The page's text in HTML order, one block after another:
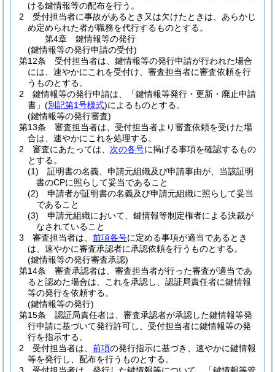
ける鍵情報等の配布を行う。
2
受付担当者に事故があるとき又は欠けたときは、あらかじ
め定められた者が職務を代行するものとする。
第4章
鍵情報等の発行
(鍵情報等の発行申請の受付)
第12条
受付担当者は、鍵情報等の発行申請が行われた場合
には、速やかにこれを受付け、審査担当者に審査依頼を行
うものとする。
2
鍵情報等の発行申請は、「鍵情報等発行・更新・廃止申請
書」 (別記第1号様式)によるものとする。
(鍵情報等の発行審査)
第13条
審査担当者は、受付担当者より審査依頼を受けた場
合は、速やかにこれを処理する。
2
審査にあたっては、 次の各号に掲げる事項を確認するもの
とする。
(1)
証明書の名義、申請元組織及び申請事由が、当該証明
書のCPに照らして妥当であること
(2)
申請者が証明書の名義及び申請元組織に照らして妥当
であること
(3)
申請元組織において、鍵情報等制定権者による決裁が
なされていること
3
審査担当者は、 前項各号に定める事項が適当であるとき
は、速やかに審査承認者に承認依頼を行うものとする。
(鍵情報等の発行審査承認)
第14条
審査承認者は、審査担当者が行った審査が適当であ
ると認めた場合は、これを承認し、認証局責任者に鍵情報
等の発行を依頼する。
(鍵情報等の発行)
第15条
認証局責任者は、審査承認者が承認した鍵情報等発
行申請に基づいて発行許可し、受付担当者に鍵情報等の発
行を指示する。
2
受付担当者は、 前項の発行指示に基づき、速やかに鍵情報
等を発行し、配布を行うものとする。